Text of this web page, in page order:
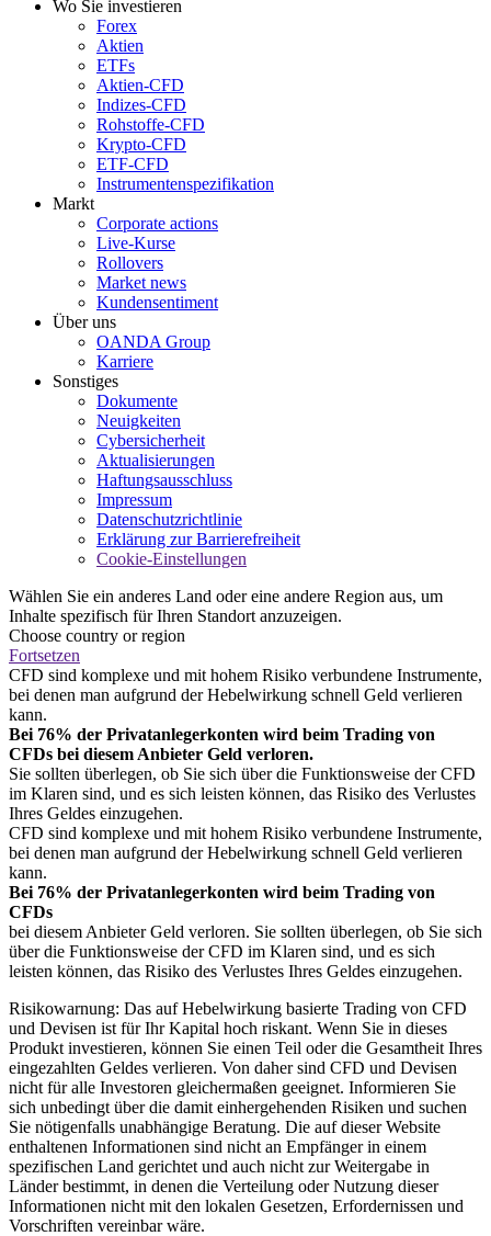
Wo Sie investieren
Forex
Aktien
ETFs
Aktien-CFD
Indizes-CFD
Rohstoffe-CFD
Krypto-CFD
ETF-CFD
Instrumentenspezifikation
Markt
Corporate actions
Live-Kurse
Rollovers
Market news
Kundensentiment
Über uns
OANDA Group
Karriere
Sonstiges
Dokumente
Neuigkeiten
Cybersicherheit
Aktualisierungen
Haftungsausschluss
Impressum
Datenschutzrichtlinie
Erklärung zur Barrierefreiheit
Cookie-Einstellungen
Wählen Sie ein anderes Land oder eine andere Region aus, um
Inhalte spezifisch für Ihren Standort anzuzeigen.
Choose country or region
Fortsetzen
CFD sind komplexe und mit hohem Risiko verbundene Instrumente,
bei denen man aufgrund der Hebelwirkung schnell Geld verlieren
kann.
Bei 76% der Privatanlegerkonten wird beim Trading von
CFDs bei diesem Anbieter Geld verloren.
Sie sollten überlegen, ob Sie sich über die Funktionsweise der CFD
im Klaren sind, und es sich leisten können, das Risiko des Verlustes
Ihres Geldes einzugehen.
CFD sind komplexe und mit hohem Risiko verbundene Instrumente,
bei denen man aufgrund der Hebelwirkung schnell Geld verlieren
kann.
Bei 76% der Privatanlegerkonten wird beim Trading von
CFDs
bei diesem Anbieter Geld verloren. Sie sollten überlegen, ob Sie sich
über die Funktionsweise der CFD im Klaren sind, und es sich
leisten können, das Risiko des Verlustes Ihres Geldes einzugehen.
Risikowarnung: Das auf Hebelwirkung basierte Trading von CFD
und Devisen ist für Ihr Kapital hoch riskant. Wenn Sie in dieses
Produkt investieren, können Sie einen Teil oder die Gesamtheit Ihres
eingezahlten Geldes verlieren. Von daher sind CFD und Devisen
nicht für alle Investoren gleichermaßen geeignet. Informieren Sie
sich unbedingt über die damit einhergehenden Risiken und suchen
Sie nötigenfalls unabhängige Beratung. Die auf dieser Website
enthaltenen Informationen sind nicht an Empfänger in einem
spezifischen Land gerichtet und auch nicht zur Weitergabe in
Länder bestimmt, in denen die Verteilung oder Nutzung dieser
Informationen nicht mit den lokalen Gesetzen, Erfordernissen und
Vorschriften vereinbar wäre.